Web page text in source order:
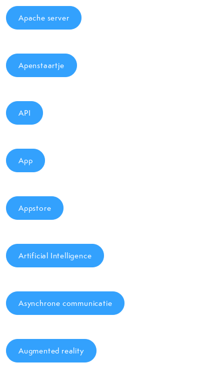
Apache server
Apenstaartje
API
App
Appstore
Artificial Intelligence
Asynchrone communicatie
Augmented reality